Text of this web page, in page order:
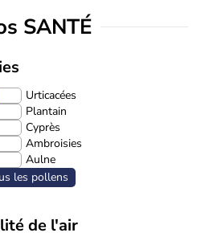
SANTÉ
Urticacées
Plantain
Cyprès
Ambroisies
Aulne
les pollens
de l'air